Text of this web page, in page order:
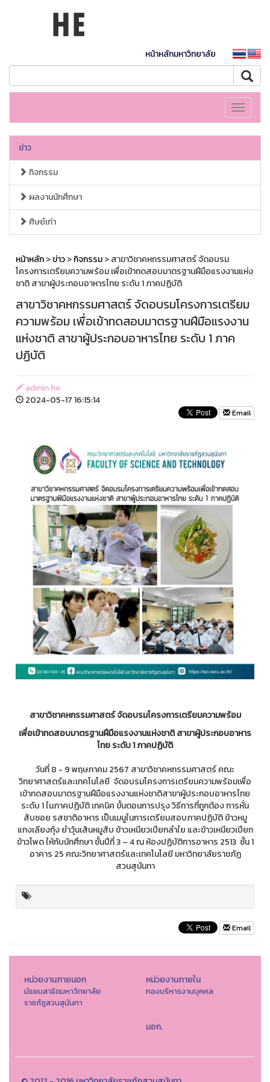
หน้าหลักมหาวิทยาลัย
Toggle
ข่าว
กิจกรรม
ผลงานนักศึกษา
ศิษย์เก่า
หน้าหลัก>ข่าว>กิจกรรม> สาขาวิชาคหกรรมศาสตร์ จัดอบรม
โครงการเตรียมความพร้อม เพื่อเข้าทดสอบมาตรฐานฝีมือแรงงานแห่ง
ชาติ สาขาผู้ประกอบอาหารไทย ระดับ 1 ภาคปฏิบัติ
สาขาวิชาคหกรรมศาสตร์ จัดอบรมโครงการเตรียม
ความพร้อม เพื่อเข้าทดสอบมาตรฐานฝีมือแรงงาน
แห่งชาติ สาขาผู้ประกอบอาหารไทย ระดับ 1 ภาค
ปฏิบัติ
admin he
2024-05-17 16:15:14
Email
สาขาวิชาคหกรรมศาสตร์ จัดอบรมโครงการเตรียมความพร้อม
เพื่อเข้าทดสอบมาตรฐานฝีมือแรงงานแห่งชาติ สาขาผู้ประกอบอาหาร
ไทย ระดับ 1 ภาคปฏิบัติ
วันที่ 8 - 9 พฤษภาคม 2567 สาขาวิชาคหกรรมศาสตร์ คณะ
วิทยาศาสตร์และเทคโนโลยี จัดอบรมโครงการเตรียมความพร้อมเพื่อ
เข้าทดสอบมาตรฐานฝีมือแรงงานแห่งชาติสาขาผู้ประกอบอาหารไทย
ระดับ 1 ในภาคปฏิบัติ เทคนิค ขั้นตอนการปรุง วิธีการที่ถูกต้อง การหั่น
สับซอย รสชาติอาหาร เป็นเมนูในการเตรียมสอบภาคปฏิบัติ ข้าวหมู
แกงเลียงกุ้ง ยำวุ้นเส้นหมูสับ ข้าวเหนียวเปียกลำใย และข้าวเหนียวเปียก
ข้าวโพด ให้กับนักศึกษา ชั้นปีที่ 3 – 4 ณ ห้องปฏิบัติการอาหาร 2513 ชั้น 1
อาคาร 25 คณะวิทยาศาสตร์และเทคโนโลยี มหาวิทยาลัยราชภัฏ
สวนสุนันทา
Email
หน่วยงานภายนอก
มัธยมสาธิตมหาวิทยาลัย
ราชภัฎสวนสุนันทา
หน่วยงานภายใน
กองบริหารงานบุคคล
มอก.